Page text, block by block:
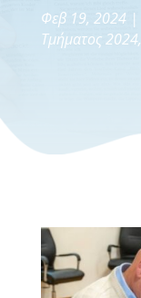
Φεβ 19, 2024|
Τμήματος 2024,